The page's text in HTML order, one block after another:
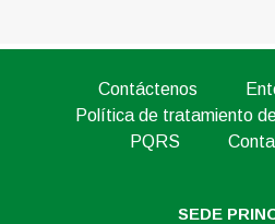
Contáctenos
Política de tratamiento
PQRS
SEDE